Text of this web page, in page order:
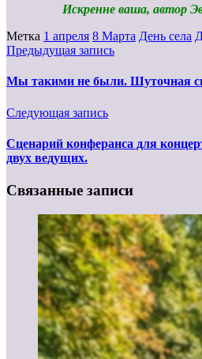
Искренне ваша, автор
Метка 1 апреля 8 Марта День села
Предыдущая запись
Мы такими не были. Шуточная
Следующая запись
Сценарий конферанса для
двух ведущих.
Связанные записи